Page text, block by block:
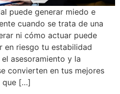
puede generar miedo e
cuando se trata de una
ni cómo actuar puede
en riesgo tu estabilidad
asesoramiento y la
convierten en tus mejores
que […]